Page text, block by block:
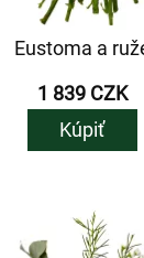
Eustoma a
1 839 CZK
Kúpiť